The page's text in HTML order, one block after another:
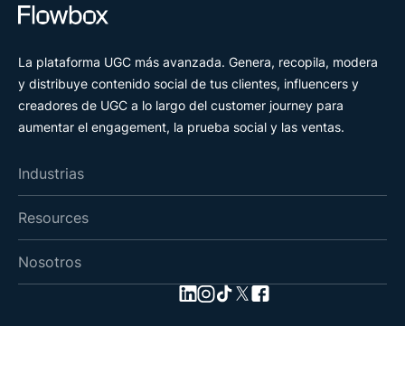
La plataforma UGC más avanzada. Genera, recopila, modera
y distribuye contenido social de tus clientes, influencers y
creadores de UGC a lo largo del customer journey para
aumentar el engagement, la prueba social y las ventas.
Industrias
Resources
Nosotros